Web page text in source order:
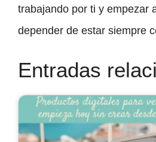
trabajando por ti y empezar
depender de estar siempre
Entradas